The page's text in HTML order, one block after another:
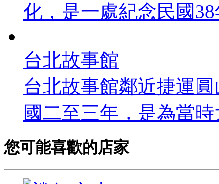
化，是一處紀念民國
台北故事館
台北故事館鄰近捷運
國二至三年，是為當
您可能喜歡的店家